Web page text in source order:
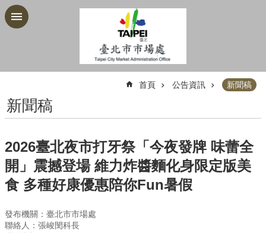
跳到主要內容區塊
首頁 公告資訊 新聞稿
新聞稿
2026臺北夜市打牙祭「今夜發牌 味蕾全
開」震撼登場 維力炸醬麵化身限定版美
食 多種好康優惠陪你Fun暑假
發布機關：臺北市市場處
聯絡人：張峻閔科長